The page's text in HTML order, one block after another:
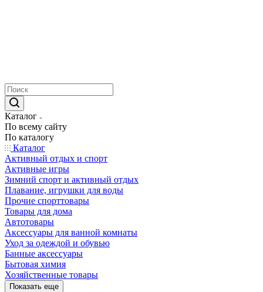
Каталог
По всему сайту
По каталогу
Каталог
Активный отдых и спорт
Активные игры
Зимний спорт и активный отдых
Плавание, игрушки для воды
Прочие спорттовары
Товары для дома
Автотовары
Аксессуары для ванной комнаты
Уход за одеждой и обувью
Банные аксессуары
Бытовая химия
Хозяйственные товары
Показать еще